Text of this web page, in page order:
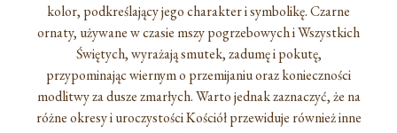
kolor, podkreślający jego charakter i symbolikę. Czarne
ornaty, używane w czasie mszy pogrzebowych i Wszystkich
Świętych, wyrażają smutek, zadumę i pokutę,
przypominając wiernym o przemijaniu oraz konieczności
modlitwy za dusze zmarłych. Warto jednak zaznaczyć, że na
różne okresy i uroczystości Kościół przewiduje również inne